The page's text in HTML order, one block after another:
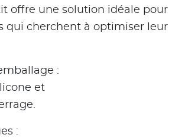
offre une solution idéale pour
qui cherchent à optimiser leur
:
et
: